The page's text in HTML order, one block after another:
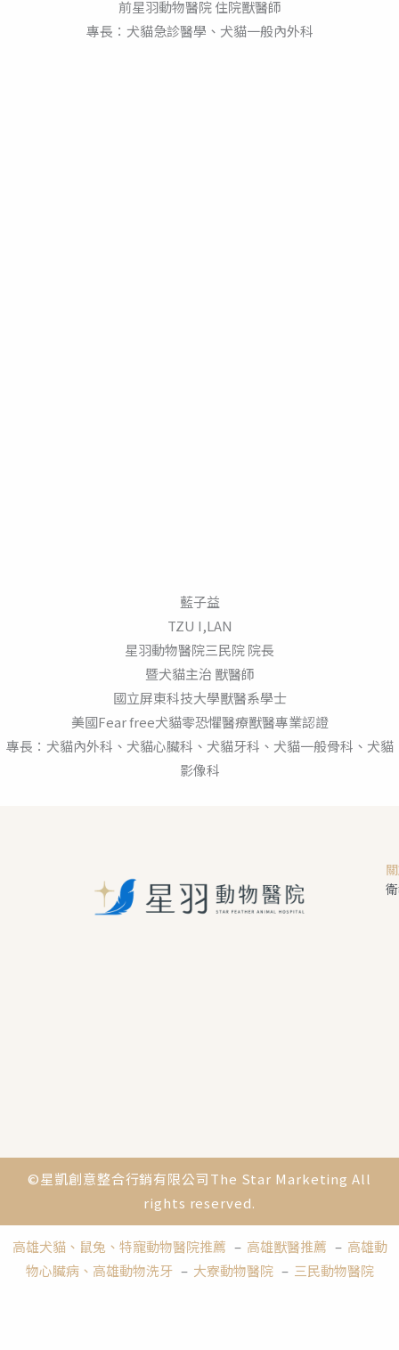
前星羽動物醫院 住院獸醫師
專長：犬貓急診醫學、犬貓一般內外科
藍子益
TZU I,LAN
星羽動物醫院三民院 院長
暨犬貓主治 獸醫師
國立屏東科技大學獸醫系學士
美國Fear free犬貓零恐懼醫療獸醫專業認證
專長：犬貓內外科、犬貓心臟科、犬貓牙科、犬貓一般骨科、犬貓
影像科
©星凱創意整合行銷有限公司The Star Marketing All
rights reserved.
高雄犬貓、鼠兔、特寵動物醫院推薦 – 高雄獸醫推薦 – 高雄動
物心臟病、高雄動物洗牙– 大寮動物醫院– 三民動物醫院